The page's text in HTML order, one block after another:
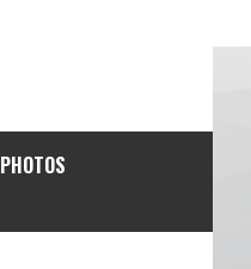
PHOTOS